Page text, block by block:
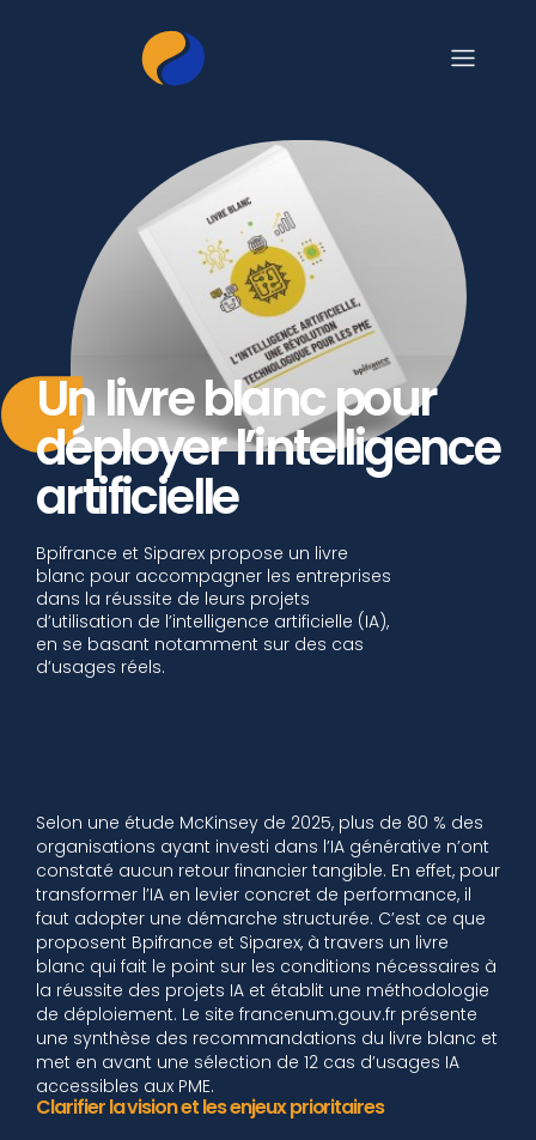
Un livre blanc pour
déployer l’intelligence
artificielle
Bpifrance et Siparex propose un livre
blanc pour accompagner les entreprises
dans la réussite de leurs projets
d’utilisation de l’intelligence artificielle (IA),
en se basant notamment sur des cas
d’usages réels.
Selon une étude McKinsey de 2025, plus de 80 % des
organisations ayant investi dans l’IA générative n’ont
constaté aucun retour financier tangible. En effet, pour
transformer l’IA en levier concret de performance, il
faut adopter une démarche structurée. C’est ce que
proposent Bpifrance et Siparex, à travers un livre
blanc qui fait le point sur les conditions nécessaires à
la réussite des projets IA et établit une méthodologie
de déploiement. Le site francenum.gouv.fr présente
une synthèse des recommandations du livre blanc et
met en avant une sélection de 12 cas d’usages IA
accessibles aux PME.
Clarifier la vision et les enjeux prioritaires